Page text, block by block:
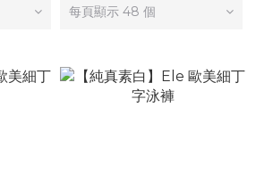
每頁顯示 48 個